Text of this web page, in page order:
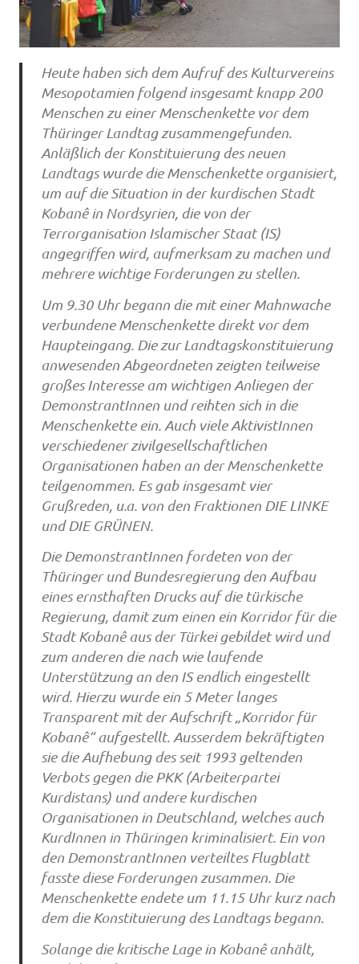
Heute haben sich dem Aufruf des Kulturvereins
Mesopotamien folgend insgesamt knapp 200
Menschen zu einer Menschenkette vor dem
Thüringer Landtag zusammengefunden.
Anläßlich der Konstituierung des neuen
Landtags wurde die Menschenkette organisiert,
um auf die Situation in der kurdischen Stadt
Kobanê in Nordsyrien, die von der
Terrorganisation Islamischer Staat (IS)
angegriffen wird, aufmerksam zu machen und
mehrere wichtige Forderungen zu stellen.
Um 9.30 Uhr begann die mit einer Mahnwache
verbundene Menschenkette direkt vor dem
Haupteingang. Die zur Landtagskonstituierung
anwesenden Abgeordneten zeigten teilweise
großes Interesse am wichtigen Anliegen der
DemonstrantInnen und reihten sich in die
Menschenkette ein. Auch viele AktivistInnen
verschiedener zivilgesellschaftlichen
Organisationen haben an der Menschenkette
teilgenommen. Es gab insgesamt vier
Grußreden, u.a. von den Fraktionen DIE LINKE
und DIE GRÜNEN.
Die DemonstrantInnen fordeten von der
Thüringer und Bundesregierung den Aufbau
eines ernsthaften Drucks auf die türkische
Regierung, damit zum einen ein Korridor für die
Stadt Kobanê aus der Türkei gebildet wird und
zum anderen die nach wie laufende
Unterstützung an den IS endlich eingestellt
wird. Hierzu wurde ein 5 Meter langes
Transparent mit der Aufschrift „Korridor für
Kobanê“ aufgestellt. Ausserdem bekräftigten
sie die Aufhebung des seit 1993 geltenden
Verbots gegen die PKK (Arbeiterpartei
Kurdistans) und andere kurdischen
Organisationen in Deutschland, welches auch
KurdInnen in Thüringen kriminalisiert. Ein von
den DemonstrantInnen verteiltes Flugblatt
fasste diese Forderungen zusammen. Die
Menschenkette endete um 11.15 Uhr kurz nach
dem die Konstituierung des Landtags begann.
Solange die kritische Lage in Kobanê anhält,